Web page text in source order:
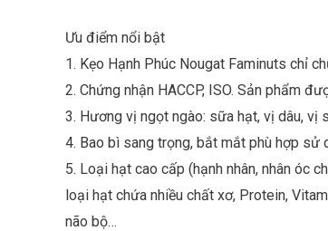
Ưu điểm nổi bật
1. Kẹo Hạnh Phúc Nougat Faminuts chỉ
2. Chứng nhận HACCP, ISO. Sản phẩm
3. Hương vị ngọt ngào: sữa hạt, vị dâu,
4. Bao bì sang trọng, bắt mắt phù hợp sử
5. Loại hạt cao cấp (hạnh nhân, nhân óc
loại hạt chứa nhiều chất xơ, Protein,
não bộ…